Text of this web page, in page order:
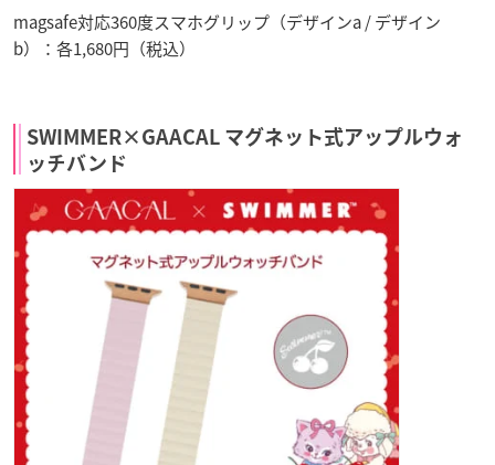
magsafe対応360度スマホグリップ（デザインa / デザイン
b）：各1,680円（税込）
SWIMMER×GAACAL マグネット式アップルウォ
ッチバンド